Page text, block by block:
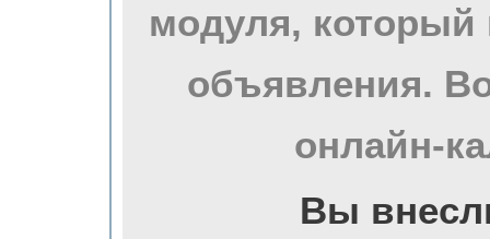
модуля, который
объявления.
онлайн-
Вы